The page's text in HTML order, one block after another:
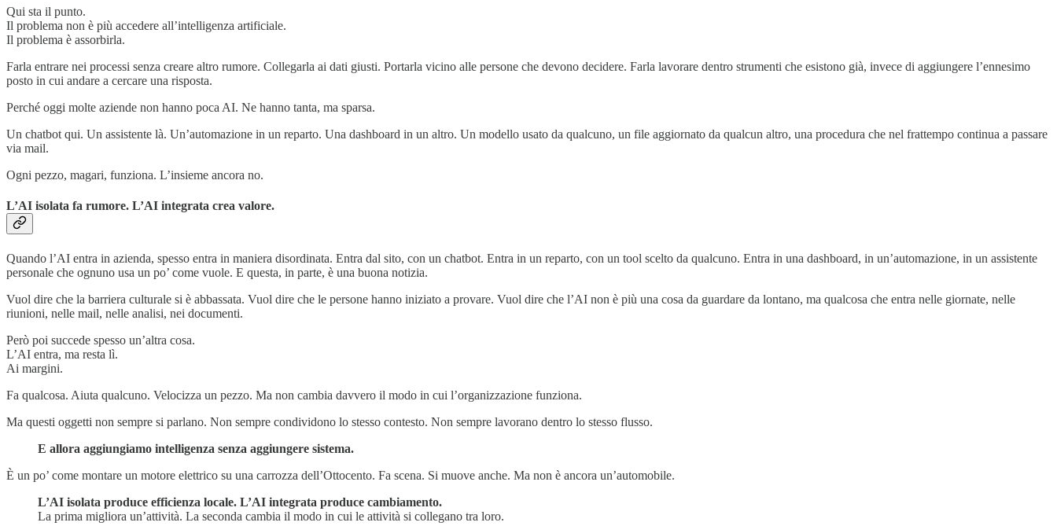
Qui sta il punto.
Il problema non è più accedere all’intelligenza artificiale.
Il problema è assorbirla.
Farla entrare nei processi senza creare altro rumore. Collegarla ai dati giusti. Portarla vicino alle persone che devono decidere. Farla lavorare dentro strumenti che esistono già, invece di aggiungere l’ennesimo
posto in cui andare a cercare una risposta.
Perché oggi molte aziende non hanno poca AI. Ne hanno tanta, ma sparsa.
Un chatbot qui. Un assistente là. Un’automazione in un reparto. Una dashboard in un altro. Un modello usato da qualcuno, un file aggiornato da qualcun altro, una procedura che nel frattempo continua a passare
via mail.
Ogni pezzo, magari, funziona. L’insieme ancora no.
L’AI isolata fa rumore. L’AI integrata crea valore.
Quando l’AI entra in azienda, spesso entra in maniera disordinata. Entra dal sito, con un chatbot. Entra in un reparto, con un tool scelto da qualcuno. Entra in una dashboard, in un’automazione, in un assistente
personale che ognuno usa un po’ come vuole. E questa, in parte, è una buona notizia.
Vuol dire che la barriera culturale si è abbassata. Vuol dire che le persone hanno iniziato a provare. Vuol dire che l’AI non è più una cosa da guardare da lontano, ma qualcosa che entra nelle giornate, nelle
riunioni, nelle mail, nelle analisi, nei documenti.
Però poi succede spesso un’altra cosa.
L’AI entra, ma resta lì.
Ai margini.
Fa qualcosa. Aiuta qualcuno. Velocizza un pezzo. Ma non cambia davvero il modo in cui l’organizzazione funziona.
Ma questi oggetti non sempre si parlano. Non sempre condividono lo stesso contesto. Non sempre lavorano dentro lo stesso flusso.
E allora aggiungiamo intelligenza senza aggiungere sistema.
È un po’ come montare un motore elettrico su una carrozza dell’Ottocento. Fa scena. Si muove anche. Ma non è ancora un’automobile.
L’AI isolata produce efficienza locale. L’AI integrata produce cambiamento.
La prima migliora un’attività. La seconda cambia il modo in cui le attività si collegano tra loro.